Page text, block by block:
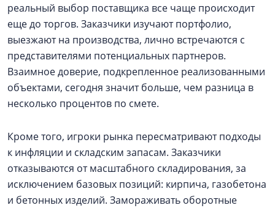
реальный выбор поставщика все чаще происходит
еще до торгов. Заказчики изучают портфолио,
выезжают на производства, лично встречаются с
представителями потенциальных партнеров.
Взаимное доверие, подкрепленное реализованными
объектами, сегодня значит больше, чем разница в
несколько процентов по смете.
Кроме того, игроки рынка пересматривают подходы
к инфляции и складским запасам. Заказчики
отказываются от масштабного складирования, за
исключением базовых позиций: кирпича, газобетона
и бетонных изделий. Замораживать оборотные